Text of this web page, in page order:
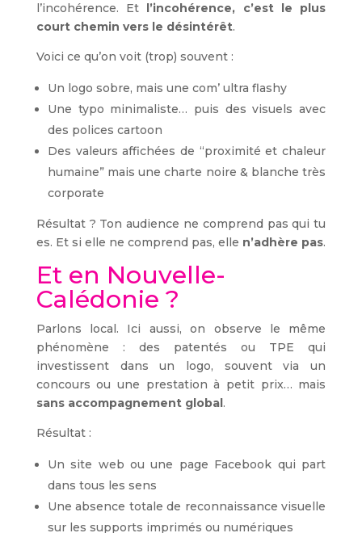
l’incohérence. Et l’incohérence, c’est le plus
court chemin vers le désintérêt.
Voici ce qu’on voit (trop) souvent :
Un logo sobre, mais une com’ ultra flashy
Une typo minimaliste… puis des visuels avec
des polices cartoon
Des valeurs affichées de “proximité et chaleur
humaine” mais une charte noire & blanche très
corporate
Résultat ? Ton audience ne comprend pas qui tu
es. Et si elle ne comprend pas, elle n’adhère pas.
Et en Nouvelle-
Calédonie ?
Parlons local. Ici aussi, on observe le même
phénomène : des patentés ou TPE qui
investissent dans un logo, souvent via un
concours ou une prestation à petit prix… mais
sans accompagnement global.
Résultat :
Un site web ou une page Facebook qui part
dans tous les sens
Une absence totale de reconnaissance visuelle
sur les supports imprimés ou numériques